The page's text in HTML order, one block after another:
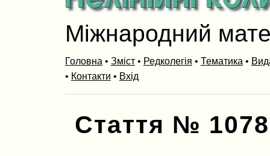
Міжнародний
Головна • Зміст• Редколегія • Тематика •
• Контакти • Вхід
Стаття № 1078